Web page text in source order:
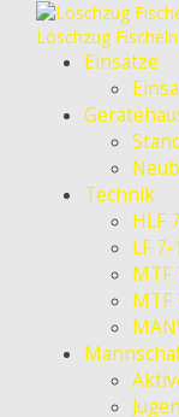
Löschzug Fischeln
Einsätze
Technik
HLF
LF 7-1
MTF
MTF